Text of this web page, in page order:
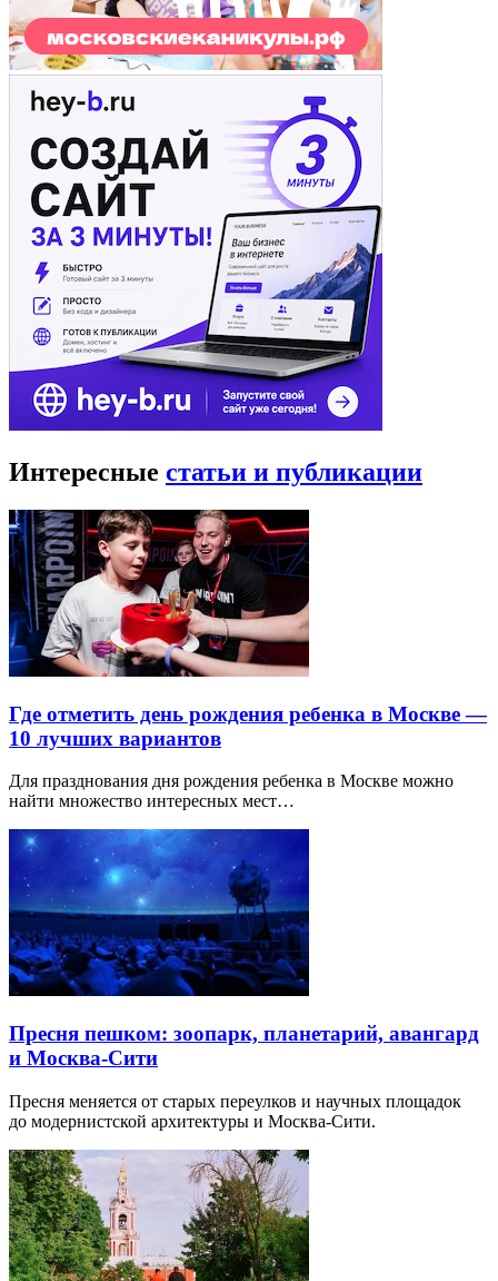
Интересные статьи и публикации
Где отметить день рождения ребенка в Москве —
10 лучших вариантов
Для празднования дня рождения ребенка в Москве можно
найти множество интересных мест…
Пресня пешком: зоопарк, планетарий, авангард
и Москва-Сити
Пресня меняется от старых переулков и научных площадок
до модернистской архитектуры и Москва-Сити.